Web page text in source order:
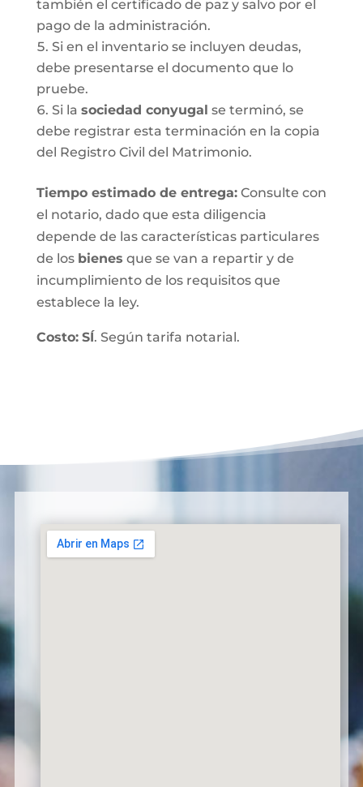
también el certificado de paz y salvo por el
pago de la administración.
Si en el inventario se incluyen deudas,
debe presentarse el documento que lo
pruebe.
Si la sociedad conyugal se terminó, se
debe registrar esta terminación en la copia
del Registro Civil del Matrimonio.
Tiempo estimado de entrega:Consulte con
el notario, dado que esta diligencia
depende de las características particulares
de los bienes que se van a repartir y de
incumplimiento de los requisitos que
establece la ley.
Costo: SÍ. Según tarifa notarial.